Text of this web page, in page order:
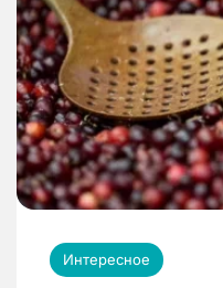
Интересное